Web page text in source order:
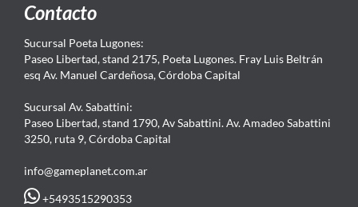
Contacto
Sucursal Poeta Lugones:
Paseo Libertad, stand 2175, Poeta Lugones. Fray Luis Beltrán
esq Av. Manuel Cardeñosa, Córdoba Capital
Sucursal Av. Sabattini:
Paseo Libertad, stand 1790, Av Sabattini. Av. Amadeo Sabattini
3250, ruta 9, Córdoba Capital
info@gameplanet.com.ar
+5493515290353